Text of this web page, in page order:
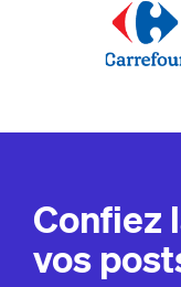
Confiez
vos